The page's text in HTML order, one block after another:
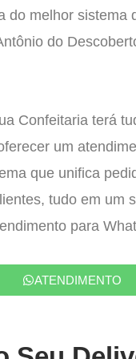
do melhor sistema
do
Confeitaria terá
um
que unifica
tudo em um
para
ATENDIMENTO